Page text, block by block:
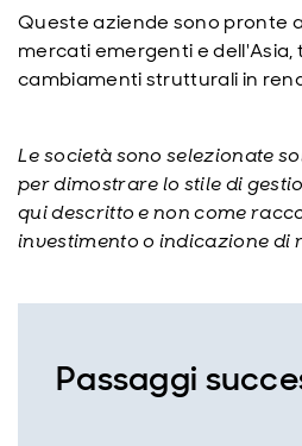
Queste aziende sono pronte
mercati emergenti e
cambiamenti strutturali in
Le società sono selezionate
per dimostrare lo stile di
qui descritto e non come
investimento o indicazione di
Passaggi